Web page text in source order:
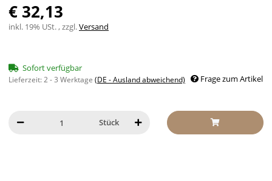
€ 32,13
inkl. 19% USt. , zzgl.Versand
Sofort verfügbar
Lieferzeit:2 - 3 Werktage (DE - Ausland abweichend) Frage zum Artikel
Stück